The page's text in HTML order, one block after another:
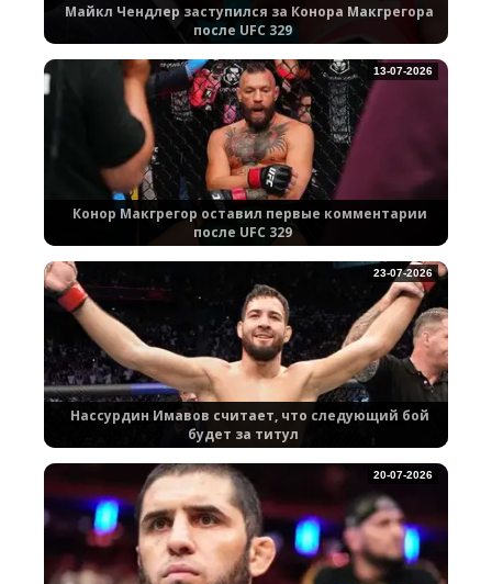
Майкл Чендлер заступился за Конора Макгрегора
после UFC 329
Конор Макгрегор оставил первые комментарии
после UFC 329
13-07-2026
Нассурдин Имавов считает, что следующий бой
будет за титул
23-07-2026
20-07-2026